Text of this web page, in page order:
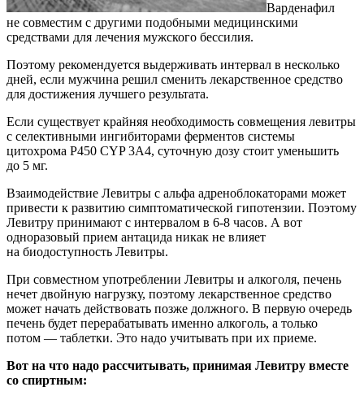
Варденафил
не совместим с другими подобными медицинскими
средствами для лечения мужского бессилия.
Поэтому рекомендуется выдерживать интервал в несколько
дней, если мужчина решил сменить лекарственное средство
для достижения лучшего результата.
Если существует крайняя необходимость совмещения левитры
с селективными ингибиторами ферментов системы
цитохрома Р450 CYP 3A4, суточную дозу стоит уменьшить
до 5 мг.
Взаимодействие Левитры с альфа адреноблокаторами может
привести к развитию симптоматической гипотензии. Поэтому
Левитру принимают с интервалом в 6-8 часов. А вот
одноразовый прием антацида никак не влияет
на биодоступность Левитры.
При совместном употреблении Левитры и алкоголя, печень
нечет двойную нагрузку, поэтому лекарственное средство
может начать действовать позже должного. В первую очередь
печень будет перерабатывать именно алкоголь, а только
потом — таблетки. Это надо учитывать при их приеме.
Вот на что надо рассчитывать, принимая Левитру вместе
со спиртным: